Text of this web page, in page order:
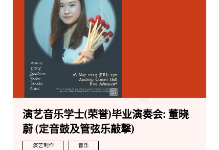
演艺音乐学士(荣誉)毕业演奏会: 董晓
蔚 (定音鼓及管弦乐敲撃)
演艺制作 音乐